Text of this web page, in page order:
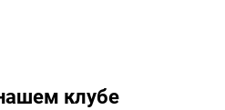
клубе